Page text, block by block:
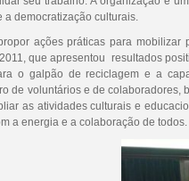
democratização culturais.
ações práticas para mobilizar
que apresentou resultados
o galpão de reciclagem e a
de voluntários e de colaboradores,
as atividades culturais e
a energia e a colaboração de todos.